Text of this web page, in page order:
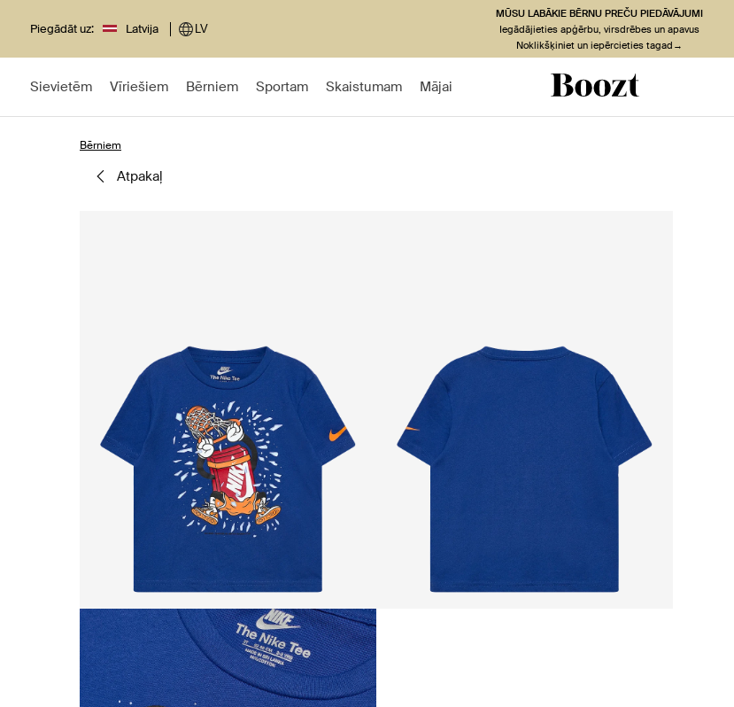
Piegādāt uz: Latvija LV
MŪSU LABĀKIE BĒRNU PREČU PIEDĀVĀJUMI
Iegādājieties apģērbu, virsdrēbes un apavus
Noklikšķiniet un iepērcieties tagad→
Sievietēm Vīriešiem Bērniem Sportam Skaistumam Mājai
Bērniem
atpakaļ